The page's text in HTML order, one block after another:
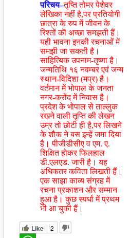
परिचय–तृप्ति तोमर पेशेवर
लेखिका नहीं है,पर प्रतियोगी
छात्रा के रुप में जीवन के
रिश्तों कॊ अच्छा समझती हैं।
यही भावना इनकी रचनाओं में
समझी जा सकती है।
साहित्यिक उपनाम-तृष्णा है।
जन्मतिथि १६ नवम्बर एवं जन्म
स्थान-विदिशा (मप्र) है।
वर्तमान में भोपाल के जनता
नगर-करोंद में निवास है।
प्रदेश के भोपाल से ताल्लुक
रखने वाली तृप्ति की लेखन
उम्र तो छोटी ही है,पर लिखने
के शौक ने बस इन्हें जमा दिया
है। पीजीडीसीए व एम. ए.
शिक्षित होकर फिलहाल
डी.एलएड. जारी है। यह
अधिकतर कविता लिखती हैं।
एक साझा काव्य संग्रह में
रचना प्रकाशन और सम्मान
हुआ है। कुछ स्पर्धा में प्रथम
भी आ चुकी हैं।
Like 2